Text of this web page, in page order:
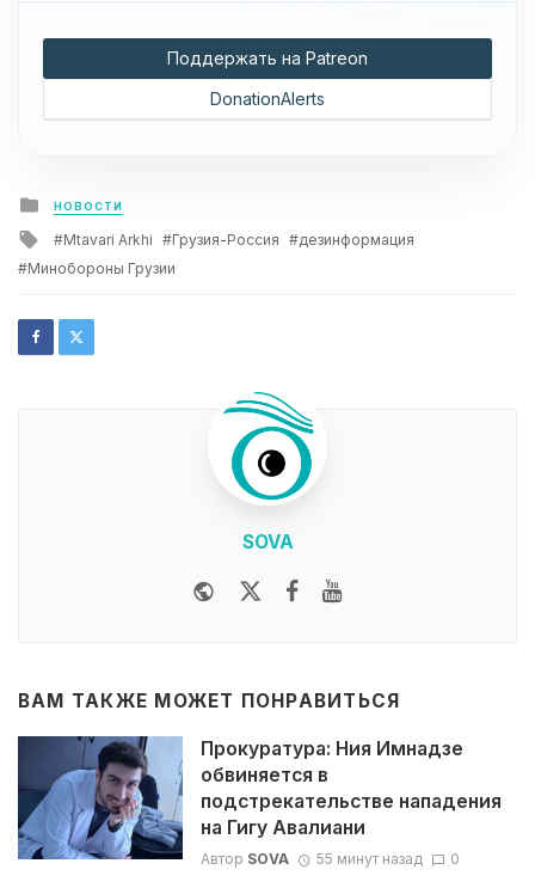
Поддержать на Patreon
DonationAlerts
Posted
in
НОВОСТИ
Tagged
with
Mtavari Arkhi Грузия-Россия
дезинформация
Минобороны Грузии
SOVA
WebsiteTwitterFacebook
ВАМ ТАКЖЕ МОЖЕТ ПОНРАВИТЬСЯ
Прокуратура: Ния Имнадзе
обвиняется в
подстрекательстве нападения
на Гигу Авалиани
Автор SOVA 55 минут назад 0